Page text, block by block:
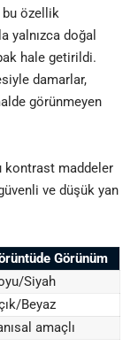
bu özellik
yalnızca doğal
hale getirildi.
damarlar,
görünmeyen
kontrast maddeler
ve düşük yan
Görünüm
Siyah
Beyaz
amaçlı